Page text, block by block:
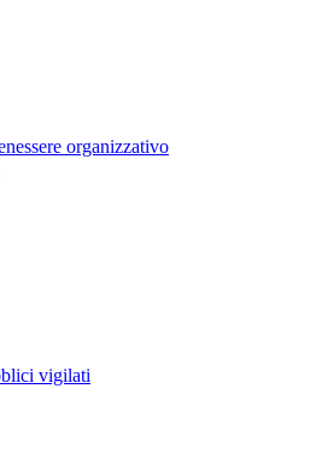
organizzativo
vigilati